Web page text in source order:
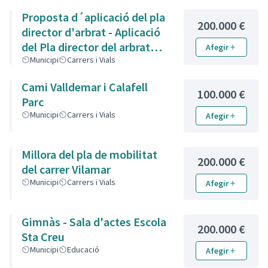
Proposta d´aplicació del pla
director d'arbrat - Aplicació
del Pla director del arbrat
carrer rambla Nova i garrotxa
d'arbrat als carrers Rambla
Nova i Garrotxa - Poda de los
árboles y arreglar aceras
Municipi Carrers i Vials
200.000 €
Afegir
Cami Valldemar i Calafell
Parc
Municipi Carrers i Vials
100.000 €
Afegir
Millora del pla de mobilitat
del carrer Vilamar
Municipi Carrers i Vials
200.000 €
Afegir
Gimnàs - Sala d'actes Escola
Sta Creu
Municipi Educació
200.000 €
Afegir